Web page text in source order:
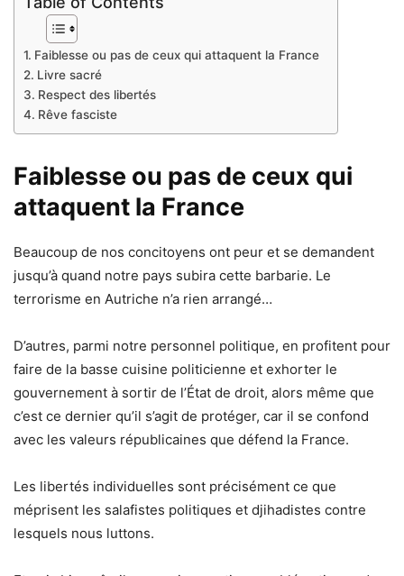
Faiblesse ou pas de ceux qui attaquent la France
Livre sacré
Respect des libertés
Rêve fasciste
Faiblesse ou pas de ceux qui
attaquent la France
Beaucoup de nos concitoyens ont peur et se demandent
jusqu’à quand notre pays subira cette barbarie. Le
terrorisme en Autriche n’a rien arrangé…
D’autres, parmi notre personnel politique, en profitent pour
faire de la basse cuisine politicienne et exhorter le
gouvernement à sortir de l’État de droit, alors même que
c’est ce dernier qu’il s’agit de protéger, car il se confond
avec les valeurs républicaines que défend la France.
Les libertés individuelles sont précisément ce que
méprisent les salafistes politiques et djihadistes contre
lesquels nous luttons.